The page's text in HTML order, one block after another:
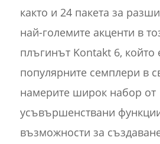
както и 24 пакета за
най-големите акценти в
плъгинът Kontakt 6, който
популярните семплери в
намерите широк набор от
усъвършенствани
възможности за